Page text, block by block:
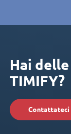
Hai
TIMIFY?
Contattateci